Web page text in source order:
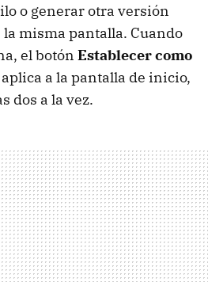
o generar otra versión
misma pantalla. Cuando
el botón Establecer como
a la pantalla de inicio,
dos a la vez.